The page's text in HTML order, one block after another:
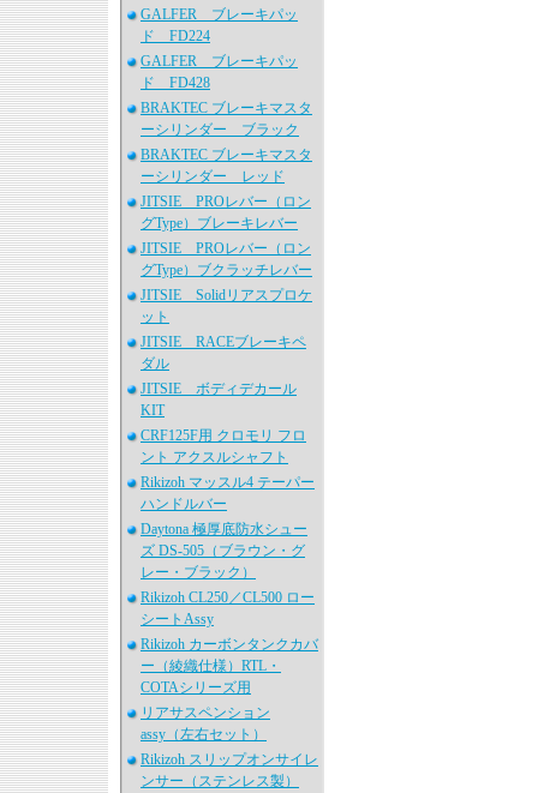
GALFER ブレーキパッ
ド FD224
GALFER ブレーキパッ
ド FD428
BRAKTEC ブレーキマスタ
ーシリンダー ブラック
BRAKTEC ブレーキマスタ
ーシリンダー レッド
JITSIE PROレバー（ロン
グType）ブレーキレバー
JITSIE PROレバー（ロン
グType）ブクラッチレバー
JITSIE Solidリアスプロケ
ット
JITSIE RACEブレーキペ
ダル
JITSIE ボディデカール
KIT
CRF125F用 クロモリ フロ
ント アクスルシャフト
Rikizoh マッスル4 テーパー
ハンドルバー
Daytona 極厚底防水シュー
ズ DS-505（ブラウン・グ
レー・ブラック）
Rikizoh CL250／CL500 ロー
シートAssy
Rikizoh カーボンタンクカバ
ー（綾織仕様）RTL・
COTAシリーズ用
リアサスペンション
assy（左右セット）
Rikizoh スリップオンサイレ
ンサー（ステンレス製）